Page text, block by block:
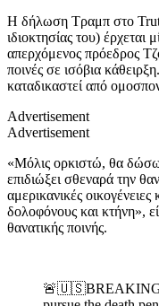
Η δήλωση Τραμπ στο
ιδιοκτησίας του)
απερχόμενος πρόεδρος
ποινές σε ισόβια
καταδικαστεί από
Advertisement
Advertisement
«Μόλις ορκιστώ, θα δώσω
επιδιώξει σθεναρά την
αμερικανικές
δολοφόνους και κτήνη»,
θανατικής ποινής.
🚨🇺🇸BREAKING: